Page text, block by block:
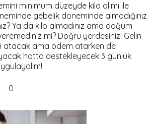
minimum düzeyde kilo alımı ile
gebelik döneminde almadığınız
Ya da kilo almadınız ama doğum
veremediniz mi? Doğru yerdesiniz! Gelin
atacak ama ödem atarken de
hatta destekleyecek 3 günlük
0